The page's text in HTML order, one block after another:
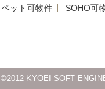
ペット可物件 SOHO可
©2012 KYOEI SOFT